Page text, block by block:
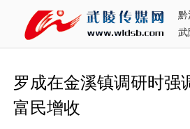
黔
武
罗成在金溪镇调研时强
富民增收